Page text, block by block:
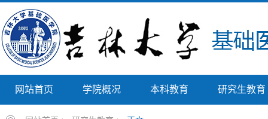
网站首页 学院概况 本科教育 研究生教育